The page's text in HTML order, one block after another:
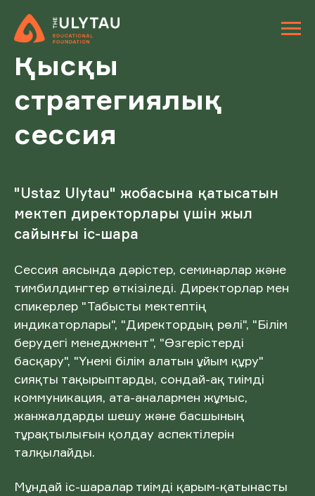
Қысқы
стратегиялық
сессия
"Ustaz Ulytau" жобасына қатысатын
мектеп директорлары үшін жыл
сайынғы іс-шара
Сессия аясында дәрістер, семинарлар және
тимбилдингтер өткізіледі. Директорлар мен
спикерлер "Табысты мектептің
индикаторлары", "Директордың рөлі", "Білім
берудегі менеджмент", "Өзгерістерді
басқару", "Үнемі білім алатын ұйым құру"
сияқты тақырыптарды, сондай-ақ тиімді
коммуникация, ата-аналармен жұмыс,
жанжалдарды шешу және басшының
тұрақтылығын қолдау аспектілерін
талқылайды.
Мұндай іс-шаралар тиімді қарым-қатынасты